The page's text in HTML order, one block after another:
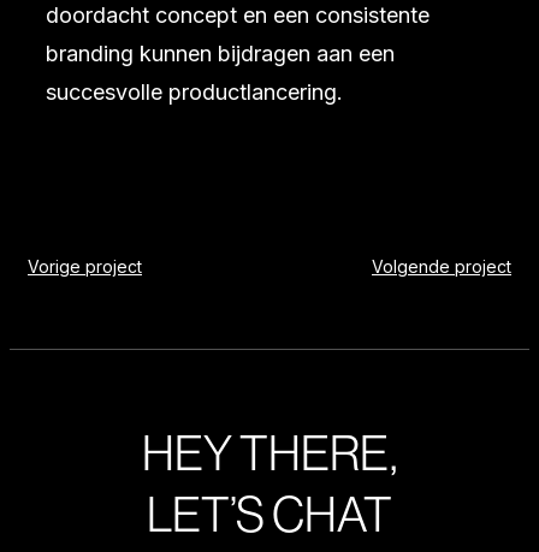
doordacht concept en een consistente
branding kunnen bijdragen aan een
succesvolle productlancering.
Vorige project Volgende project
HEY THERE,
LET’S CHAT